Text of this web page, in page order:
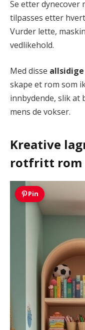
Se etter dynecover
tilpasses etter
Vurder lette,
vedlikehold.
Med disse
skape et rom som
innbydende, slik at
mens de vokser.
Kreative
rotfritt rom
Pin